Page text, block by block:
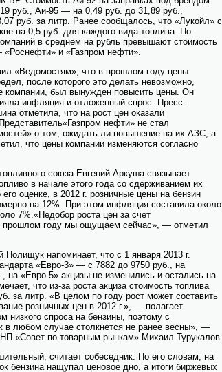
руб., Аи-95 — на 0,49 руб. до 31,89 руб.,
руб. за литр. Ранее сообщалось, что «Лукойл» с
на 0,5 руб. для каждого вида топлива. По
в среднем на рубль превышают стоимость
и «Газпром нефти».
«Ведомостям», что в прошлом году цены
после которого это делать невозможно,
компании, был вынужден повысить цены. Он
инфляция и отложенный спрос. Пресс-
отметила, что на рост цен оказали
нефти» не стал
о том, ожидать ли повышение на их АЗС, а
что цены компании изменяются согласно
союза Евгений Аркуша связывает
в начале этого года со сдерживанием их
оценке, в 2012 г. розничные цены на бензин
на 12%. При этом инфляция составила около
7%.«Недобор роста цен за счет
прошлом году мы ощущаем сейчас», — отметил
напоминает, что с 1 января 2013 г.
«Евро-3» — с 7882 до 9750 руб., на
«Евро-5» акцизы не изменились и остались на
что из-за роста акциза стоимость топлива
за литр. «В целом по году рост может составить
розничных цен в 2012 г.», — полагает
низкого спроса на бензины, поэтому с
любом случае столкнется не ранее весны», —
«Совет по товарным рынкам» Михаил Турукалов.
считает собеседник. По его словам, на
бензина нащупал ценовое дно, а итоги биржевых